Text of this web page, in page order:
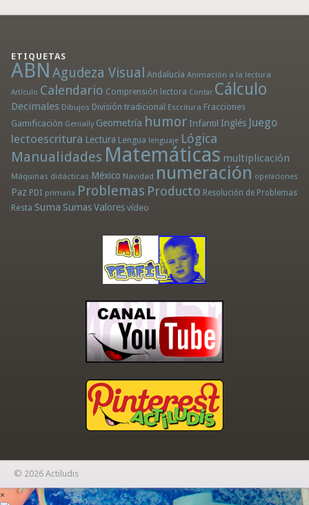
ETIQUETAS
ABN Agudeza Visual Andalucía Animación a la lectura
Artículo Calendario Comprensión lectora Contar Cálculo
Decimales Dibujos División tradicional Escritura Fracciones
Gamificación Genially Geometría humor Infantil Inglés Juego
lectoescritura Lectura Lengua lenguaje Lógica
Manualidades Matemáticas multiplicación
Máquinas didácticas México Navidad numeración operaciones
Paz PDI primaria Problemas Producto Resolución de Problemas
Resta Suma Sumas Valores vídeo
© 2026 Actiludis
×